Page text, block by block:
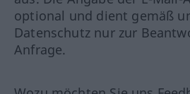
optional und dient gemäß
Datenschutz nur zur
Anfrage.